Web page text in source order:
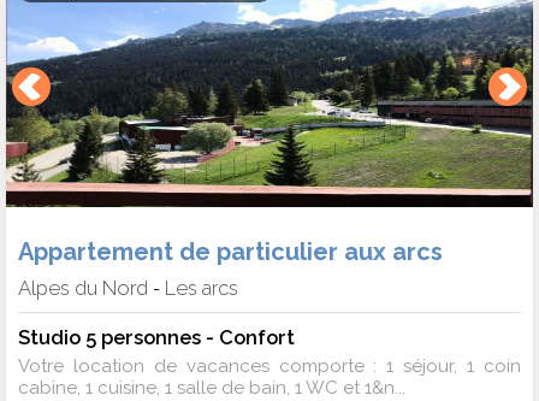
Appartement de particulier aux arcs
Alpes du Nord - Les arcs
Studio 5 personnes - Confort
Votre location de vacances comporte : 1 séjour, 1 coin
cabine, 1 cuisine, 1 salle de bain, 1 WC et 1&n...